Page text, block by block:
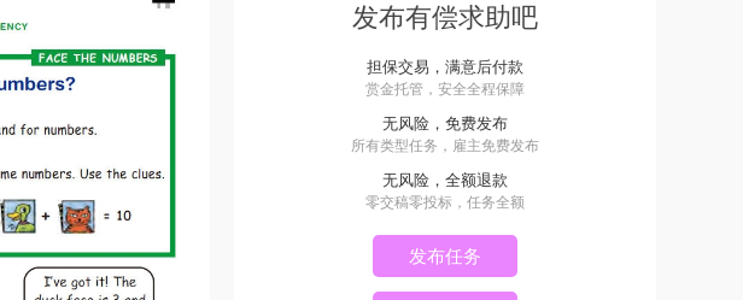
发布有偿求助吧
担保交易，满意后付款
赏金托管，安全全程保障
无风险，免费发布
所有类型任务，雇主免费发布
无风险，全额退款
零交稿零投标，任务全额
发布任务